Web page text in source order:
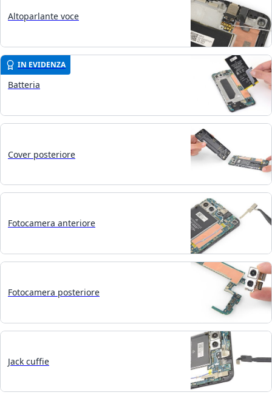
Altoparlante voce
IN EVIDENZA
Batteria
Cover posteriore
Fotocamera anteriore
Fotocamera posteriore
Jack cuffie